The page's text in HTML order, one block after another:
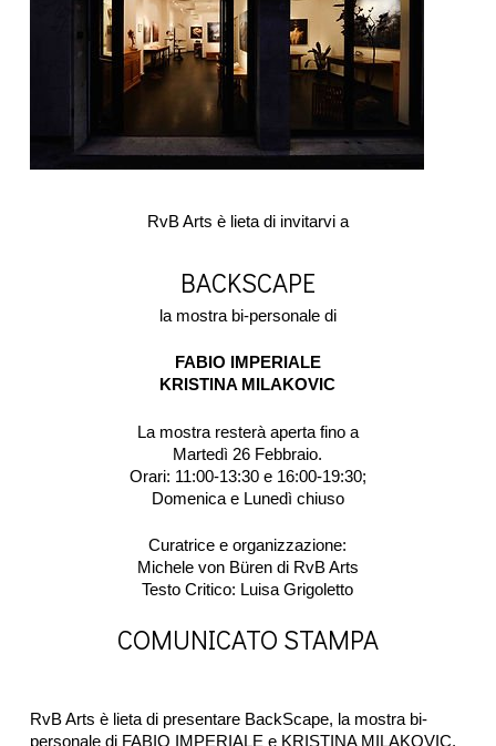
RvB Arts è lieta di invitarvi a
BACKSCAPE
la mostra bi-personale di
FABIO IMPERIALE
KRISTINA MILAKOVIC
La mostra resterà aperta fino a
Martedì 26 Febbraio.
Orari: 11:00-13:30 e 16:00-19:30;
Domenica e Lunedì chiuso
​Curatrice e organizzazione:
Michele von Büren di RvB Arts
Testo Critico: Luisa Grigoletto
COMUNICATO STAMPA
RvB Arts è lieta di presentare BackScape, la mostra bi-
personale di FABIO IMPERIALE e KRISTINA MILAKOVIC.